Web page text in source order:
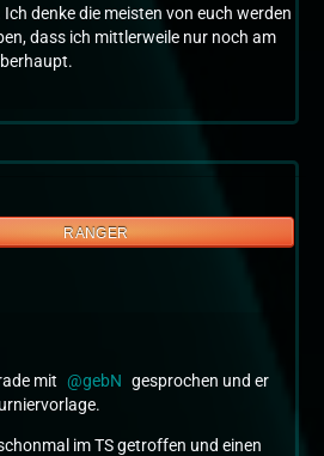
denke die meisten von euch werden
dass ich mittlerweile nur noch am
RANGER
mit gebN gesprochen und er
im TS getroffen und einen